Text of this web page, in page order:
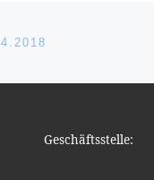
Geschäftsstelle: